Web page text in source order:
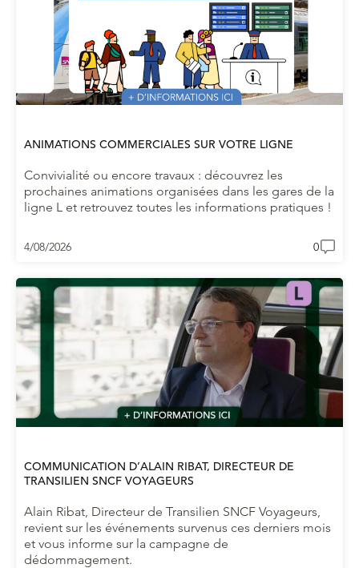
ANIMATIONS COMMERCIALES SUR VOTRE LIGNE
Convivialité ou encore travaux : découvrez les
prochaines animations organisées dans les gares de la
ligne L et retrouvez toutes les informations pratiques !
4/08/2026 0
COMMUNICATION D’ALAIN RIBAT, DIRECTEUR DE
TRANSILIEN SNCF VOYAGEURS
Alain Ribat, Directeur de Transilien SNCF Voyageurs,
revient sur les événements survenus ces derniers mois
et vous informe sur la campagne de
dédommagement.